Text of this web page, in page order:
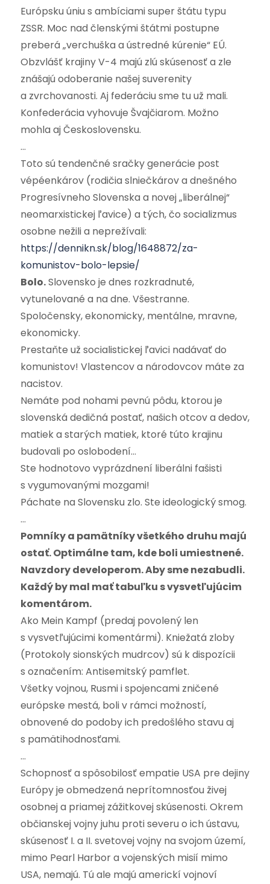
Európsku úniu s ambíciami super štátu typu
ZSSR. Moc nad členskými štátmi postupne
preberá „verchuška a ústredné kúrenie“ EÚ.
Obzvlášť krajiny V-4 majú zlú skúsenosť a zle
znášajú odoberanie našej suverenity
a zvrchovanosti. Aj federáciu sme tu už mali.
Konfederácia vyhovuje Švajčiarom. Možno
mohla aj Československu.
…
Toto sú tendenčné sračky generácie post
vépéenkárov (rodičia slniečkárov a dnešného
Progresívneho Slovenska a novej „liberálnej“
neomarxistickej ľavice) a tých, čo socializmus
osobne nežili a neprežívali:
https://dennikn.sk/blog/1648872/za-
komunistov-bolo-lepsie/
Bolo.Slovensko je dnes rozkradnuté,
vytunelované a na dne. Všestranne.
Spoločensky, ekonomicky, mentálne, mravne,
ekonomicky.
Prestaňte už socialistickej ľavici nadávať do
komunistov! Vlastencov a národovcov máte za
nacistov.
Nemáte pod nohami pevnú pôdu, ktorou je
slovenská dedičná postať, našich otcov a dedov,
matiek a starých matiek, ktoré túto krajinu
budovali po oslobodení…
Ste hodnotovo vyprázdnení liberálni fašisti
s vygumovanými mozgami!
Páchate na Slovensku zlo. Ste ideologický smog.
…
Pomníky a pamätníky všetkého druhu majú
ostať. Optimálne tam, kde boli umiestnené.
Navzdory developerom. Aby sme nezabudli.
Každý by mal mať tabuľku s vysvetľujúcim
komentárom.
Ako Mein Kampf (predaj povolený len
s vysvetľujúcimi komentármi). Kniežatá zloby
(Protokoly sionských mudrcov) sú k dispozícii
s označením: Antisemitský pamflet.
Všetky vojnou, Rusmi i spojencami zničené
európske mestá, boli v rámci možností,
obnovené do podoby ich predošlého stavu aj
s pamätihodnosťami.
…
Schopnosť a spôsobilosť empatie USA pre dejiny
Európy je obmedzená neprítomnosťou živej
osobnej a priamej zážitkovej skúsenosti. Okrem
občianskej vojny juhu proti severu o ich ústavu,
skúsenosť I. a II. svetovej vojny na svojom území,
mimo Pearl Harbor a vojenských misií mimo
USA, nemajú. Tú ale majú americkí vojnoví